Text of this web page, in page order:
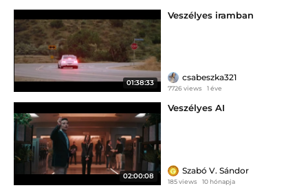
01:38:33
Veszélyes iramban
csabeszka321
7726 views 1 éve
02:00:08
Veszélyes AI
Szabó V. Sándor
185 views 10 hónapja